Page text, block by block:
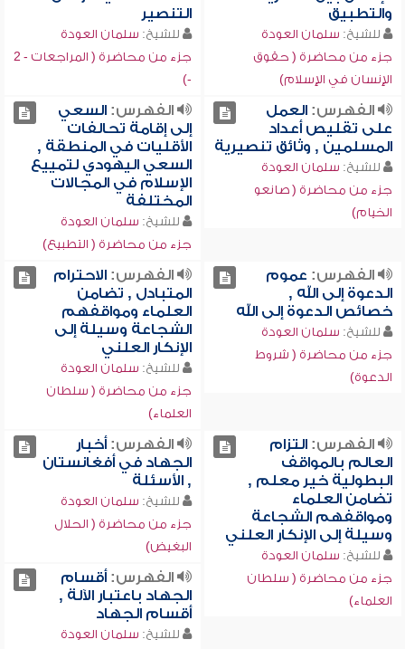
والتطبيق
للشيخ: سلمان العودة
جزء من محاضرة ( حقوق
الإنسان في الإسلام)
التنصير
للشيخ: سلمان العودة
جزء من محاضرة ( المراجعات - 2
-)
الفهرس:العمل
على تقليص أعداد
المسلمين , وثائق تنصيرية
للشيخ: سلمان العودة
جزء من محاضرة ( صانعو
الخيام)
الفهرس:السعي
إلى إقامة تحالفات
الأقليات في المنطقة ,
السعي اليهودي لتمييع
الإسلام في المجالات
المختلفة
للشيخ: سلمان العودة
جزء من محاضرة ( التطبيع)
الفهرس: عموم
الدعوة إلى الله ,
خصائص الدعوة إلى الله
للشيخ: سلمان العودة
جزء من محاضرة ( شروط
الدعوة)
الفهرس:الاحترام
المتبادل , تضامن
العلماء ومواقفهم
الشجاعة وسيلة إلى
الإنكار العلني
للشيخ: سلمان العودة
جزء من محاضرة ( سلطان
العلماء)
الفهرس:التزام
العالم بالمواقف
البطولية خير معلم ,
تضامن العلماء
ومواقفهم الشجاعة
وسيلة إلى الإنكار العلني
للشيخ: سلمان العودة
جزء من محاضرة ( سلطان
العلماء)
الفهرس:أخبار
الجهاد في أفغانستان
, الأسئلة
للشيخ: سلمان العودة
جزء من محاضرة ( الحلال
البغيض)
الفهرس:أقسام
الجهاد باعتبار الآلة ,
أقسام الجهاد
للشيخ: سلمان العودة